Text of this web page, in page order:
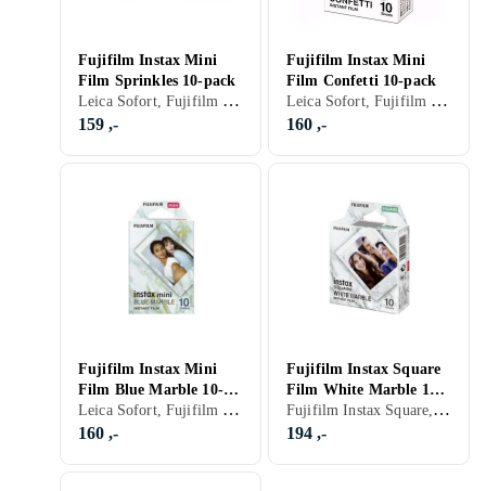
Fujifilm Instax Mini
Film Sprinkles 10-pack
Leica Sofort, Fujifilm Instax Mini, Farge
159 ,-
Fujifilm Instax Mini
Film Confetti 10-pack
Leica Sofort, Fujifilm Instax Mini, Farge
160 ,-
Fujifilm Instax Mini
Film Blue Marble 10-
pack
Leica Sofort, Fujifilm Instax Mini, Farge
160 ,-
Fujifilm Instax Square
Film White Marble 10-
pack
Fujifilm Instax Square, Farge
194 ,-